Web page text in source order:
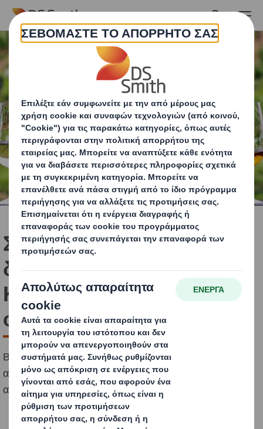
Skip to main content
Συσκευασία γρήγορης
διαμόρφωσης για το
Κτήμα Μουσών για 6
φιάλες κρασιού 750ml
Βραβείο silver στην κατηγορία Succesful Branding
απέσπασε η συσκευασία για το Κτήμα Μουσών που
αφορά 6 φιάλες κρασιού 750ml.